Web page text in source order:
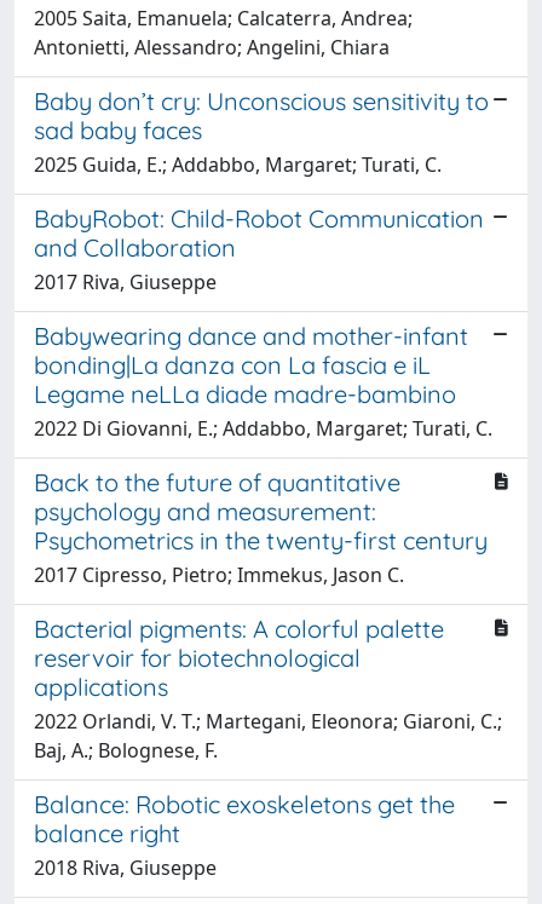
2005 Saita, Emanuela; Calcaterra, Andrea;
Antonietti, Alessandro; Angelini, Chiara
Baby don’t cry: Unconscious sensitivity to
sad baby faces
2025 Guida, E.; Addabbo, Margaret; Turati, C.
BabyRobot: Child-Robot Communication
and Collaboration
2017 Riva, Giuseppe
Babywearing dance and mother-infant
bonding|La danza con La fascia e iL
Legame neLLa diade madre-bambino
2022 Di Giovanni, E.; Addabbo, Margaret; Turati, C.
Back to the future of quantitative
psychology and measurement:
Psychometrics in the twenty-first century
2017 Cipresso, Pietro; Immekus, Jason C.
Bacterial pigments: A colorful palette
reservoir for biotechnological
applications
2022 Orlandi, V. T.; Martegani, Eleonora; Giaroni, C.;
Baj, A.; Bolognese, F.
Balance: Robotic exoskeletons get the
balance right
2018 Riva, Giuseppe